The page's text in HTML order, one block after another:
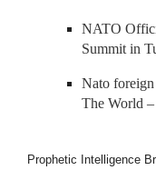
NATO
Summit in
Nato
The World
Prophetic Intelligence